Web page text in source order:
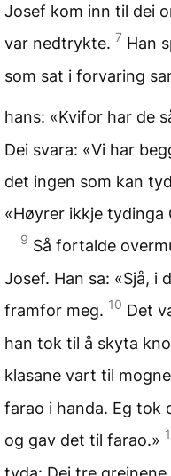
Josef kom inn til dei
var nedtrykte. 7 Han
som sat i forvaring
hans: «Kvifor har de
Dei svara: «Vi har
det ingen som kan
«Høyrer ikkje tydinga
9 Så fortalde
Josef. Han sa: «Sjå, i
framfor meg. 10 Det
han tok til å skyta
klasane vart til
farao i handa. Eg tok
og gav det til farao.»